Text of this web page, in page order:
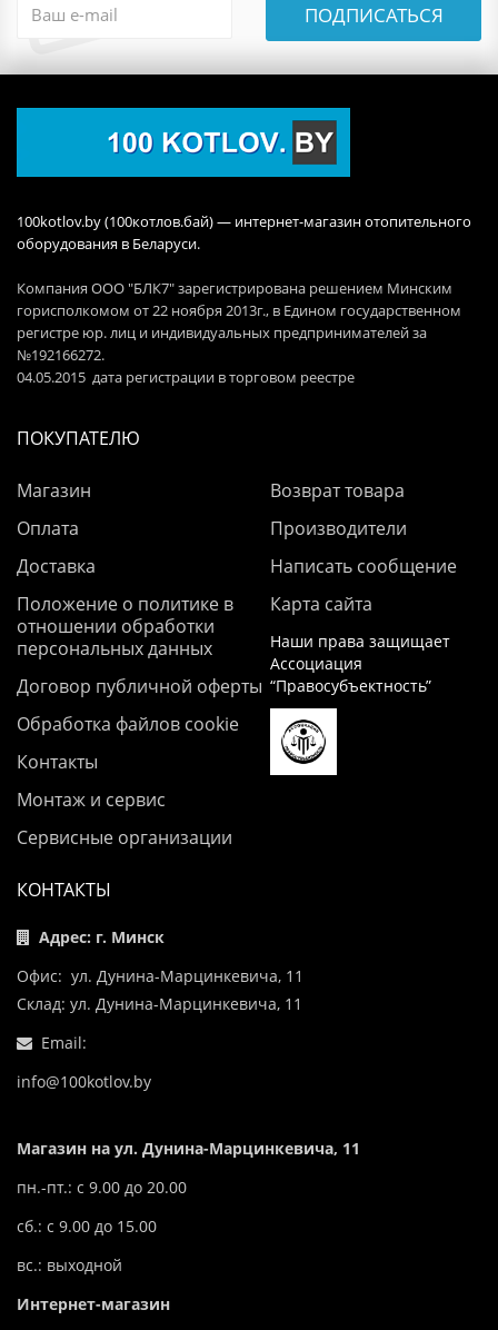
ПОДПИСАТЬСЯ
100kotlov.by (100котлов.бай) — интернет-магазин отопительного
оборудования в Беларуси.
Компания ООО "БЛК7" зарегистрирована решением Минским
горисполкомом от 22 ноября 2013г., в Едином государственном
регистре юр. лиц и индивидуальных предпринимателей за
№192166272.
04.05.2015 дата регистрации в торговом реестре
ПОКУПАТЕЛЮ
Магазин
Оплата
Доставка
Положение о политике в
отношении обработки
персональных данных
Договор публичной оферты
Обработка файлов cookie
Контакты
Монтаж и сервис
Сервисные организации
Возврат товара
Производители
Написать сообщение
Карта сайта
Наши права защищает
Ассоциация
“Правосубъектность”
КОНТАКТЫ
Адрес: г. Минск
Офис: ул. Дунина-Марцинкевича, 11
Склад: ул. Дунина-Марцинкевича, 11
Email:
info@100kotlov.by
Магазин на ул. Дунина-Марцинкевича, 11
пн.-пт.: с 9.00 до 20.00
сб.: с 9.00 до 15.00
вс.: выходной
Интернет-магазин